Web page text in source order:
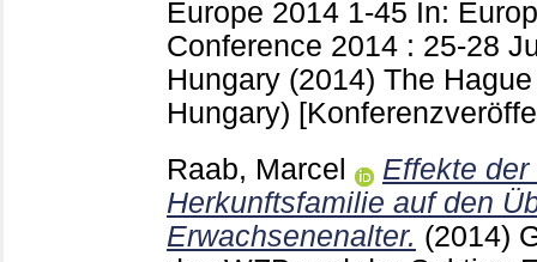
Europe 2014 1-45 In:
Conference 2014 : 25-28
Hungary (2014) The
Hungary)
Raab, Marcel
Effekte
Herkunftsfamilie auf den
Erwachsenenalter. (2014)